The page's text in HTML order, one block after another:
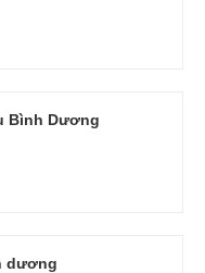
Bình Dương
dương